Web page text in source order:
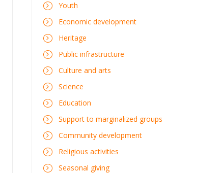
Youth
Economic development
Heritage
Public infrastructure
Culture and arts
Science
Education
Support to marginalized groups
Community development
Religious activities
Seasonal giving